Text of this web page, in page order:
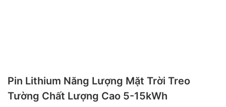
Pin Lithium Năng Lượng Mặt Trời Treo
Tường Chất Lượng Cao 5-15kWh